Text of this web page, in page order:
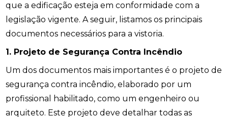
que a edificação esteja em conformidade com a
legislação vigente. A seguir, listamos os principais
documentos necessários para a vistoria.
1. Projeto de Segurança Contra Incêndio
Um dos documentos mais importantes é o projeto de
segurança contra incêndio, elaborado por um
profissional habilitado, como um engenheiro ou
arquiteto. Este projeto deve detalhar todas as